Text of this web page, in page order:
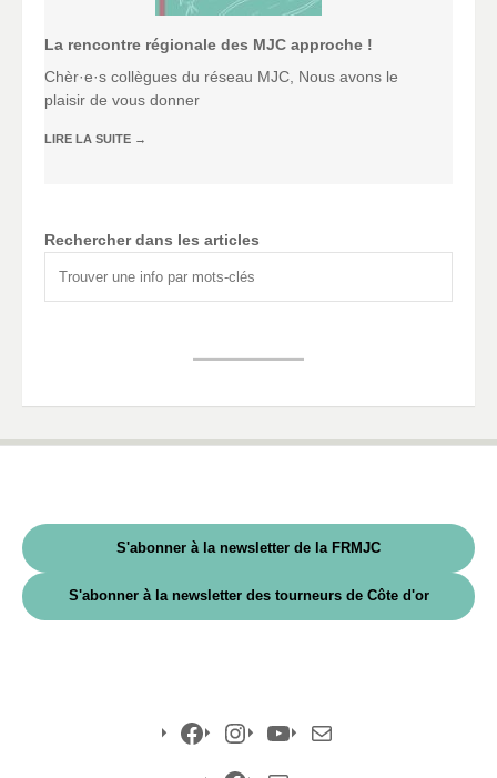
La rencontre régionale des MJC approche !
Chèr·e·s collègues du réseau MJC, Nous avons le
plaisir de vous donner
LIRE LA SUITE →
Rechercher dans les articles
S'abonner à la newsletter de la FRMJC
S'abonner à la newsletter des tourneurs de Côte d'or
Facebook